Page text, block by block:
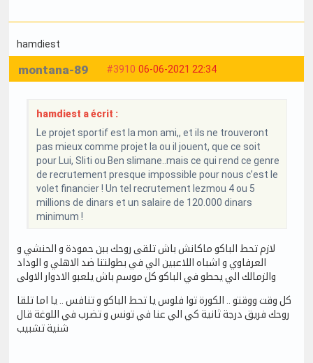
hamdiest
#3910 06-06-2021 22:34
montana-89
hamdiest a écrit :
Le projet sportif est la mon ami,, et ils ne trouveront
pas mieux comme projet la ou il jouent, que ce soit
pour Lui, Sliti ou Ben slimane..mais ce qui rend ce genre
de recrutement presque impossible pour nous c’est le
volet financier ! Un tel recrutement lezmou 4 ou 5
millions de dinars et un salaire de 120.000 dinars
minimum !
لازم تحط الباكو ماكانش باش تلقى روحك ببن حمودة و الحنشي و
العرفاوي و اشباه اللاعبين الي في بطولتنا ضد الاهلي و الوداد
والزمالك الي يحطو في الباكو كل موسم باش يلعبو الادوار الاولى
كل وقت ووقتو .. الكورة توا فلوس يا تحط الباكو و تنافس .. يا اما تلقا
روحك فريق درجة ثانية كي الي عنا في تونس و تضرب في اللوغة قال
شنية تشبيب